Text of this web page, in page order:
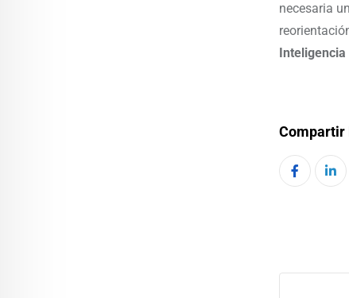
necesaria
Compartir